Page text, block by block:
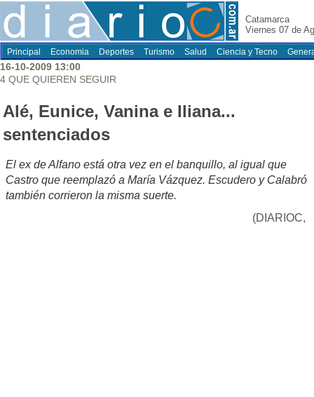
Catamarca
Viernes 07 de
Principal Economia Deportes Turismo Salud Ciencia y Tecno
16-10-2009 13:00
4 QUE QUIEREN SEGUIR
Alé, Eunice, Vanina e Iliana...
sentenciados
El ex de Alfano está otra vez en el banquillo, al igual que
Castro que reemplazó a María Vázquez. Escudero y Calabró
también corrieron la misma suerte.
(DIARIOC,